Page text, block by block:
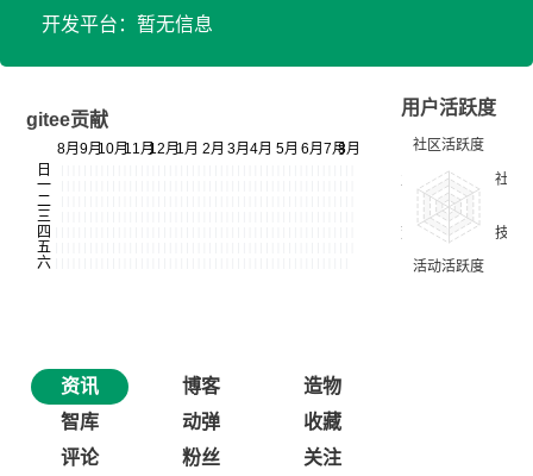
开发平台：暂无信息
gitee贡献
用户活跃度
资讯 博客
造物
智库
动弹
收藏
评论
粉丝 关注